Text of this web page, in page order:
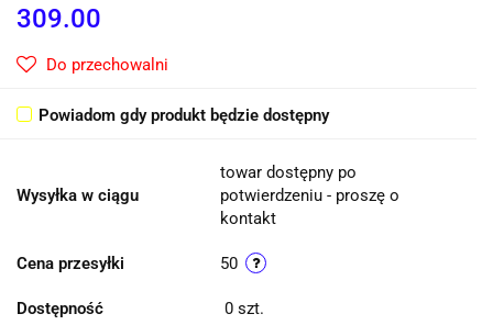
309.00
Do przechowalni
Powiadom gdy produkt będzie dostępny
Wysyłka w ciągu
towar dostępny po
potwierdzeniu - proszę o
kontakt
Cena przesyłki 50
Dostępność 0 szt.